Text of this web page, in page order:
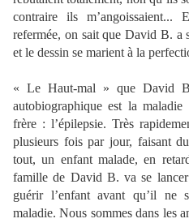
contraire ils
refermée, on sait que David B. a
et le dessin se marient à la
« Le Haut-mal » que David
autobiographique est la
frère : l’épilepsie. Très
plusieurs fois par jour, faisant
tout, un enfant malade, en
famille de David B. va se
guérir l’enfant avant qu’il ne
maladie. Nous sommes dans les